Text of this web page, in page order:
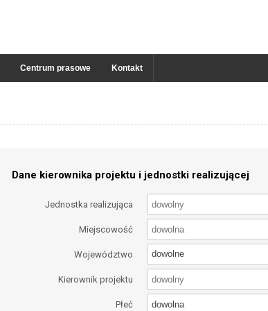
Centrum prasowe Kontakt
Dane kierownika projektu i jednostki realizującej
Jednostka realizująca
Miejscowość
Województwo dowolne
Kierownik projektu
Płeć dowolna